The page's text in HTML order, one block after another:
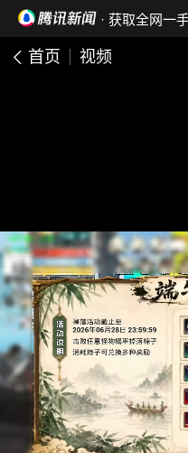
· 获取全网一
首页 视频